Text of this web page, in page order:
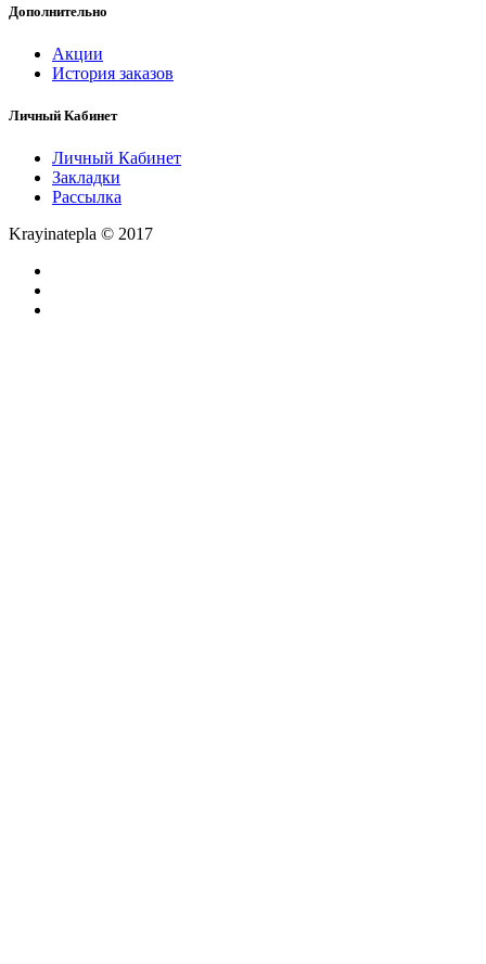
Дополнительно
Акции
История заказов
Личный Кабинет
Личный Кабинет
Закладки
Рассылка
Krayinatepla © 2017